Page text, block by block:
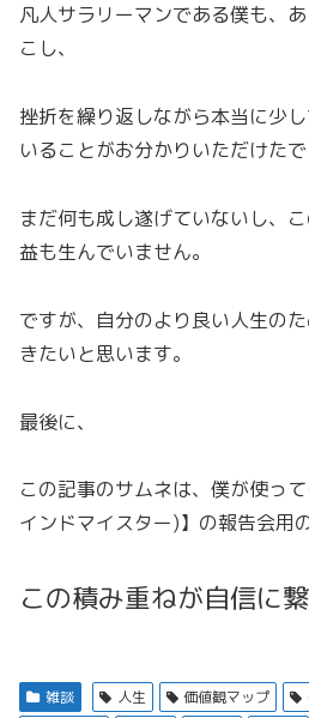
凡人サラリーマンである僕も、
こし、
挫折を繰り返しながら本当に少
いることがお分かりいただけた
まだ何も成し遂げていないし、
益も生んでいません。
ですが、自分のより良い人生の
きたいと思います。
最後に、
この記事のサムネは、僕が使っ
インドマイスター)】の報告会用
この積み重ねが自信に繋
雑談 人生 価値観マップ